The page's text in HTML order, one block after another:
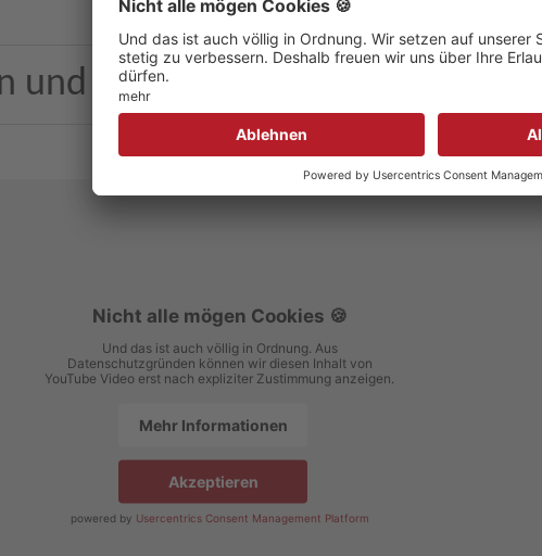
und Finanzierung
Nicht alle mögen Cookies 🍪
Und das ist auch völlig in Ordnung. Aus
Datenschutzgründen können wir diesen Inhalt von
YouTube Video erst nach expliziter Zustimmung anzeigen.
Mehr Informationen
Akzeptieren
powered by Usercentrics Consent Management Platform